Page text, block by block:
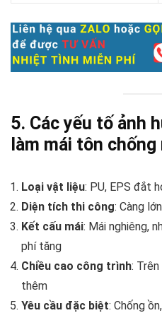
5. Các yếu tố ảnh
làm mái tôn chống
Loại vật liệu: PU, EPS đắt
Diện tích thi công: Càng
Kết cấu mái: Mái nghiêng,
phí tăng
Chiều cao công trình:
thêm
Yêu cầu đặc biệt: Chống